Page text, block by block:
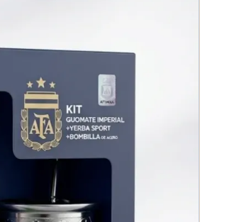
.
short
8.
remera
.
camiseta argentina
alternativa